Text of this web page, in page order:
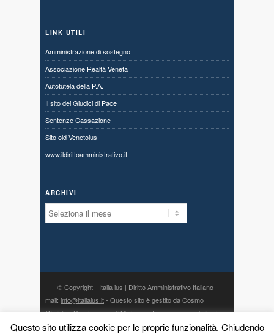
LINK UTILI
Amministrazione di sostegno
Associazione Realtà Veneta
Autotutela della P.A.
Il sito dei Giudici di Pace
Sentenze Cassazione
Sito old Venetoius
www.ildirittoamministrativo.it
ARCHIVI
Archivi
© Copyright - Italia ius | Diritto Amministrativo Italiano-
mail: info@italiaius.it- Questo sito è gestito da Cosmo
Giuridico Veneto s.a.s. di Marangon Ivonne, con sede in via
Centro 80, fraz. Priabona 36030 Monte di Malo (VI) - P. IVA
Questo sito utilizza cookie per le proprie funzionalità. Chiudendo